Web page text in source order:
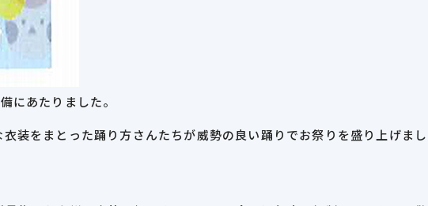
にあたりました。
装をまとった踊り方さんたちが威勢の良い踊りでお祭りを盛り上げまし